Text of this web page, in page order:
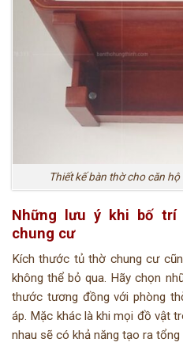
Thiết kế bàn thờ cho căn
Những lưu ý khi bố
chung cư
Kích thước tủ thờ chung cư
không thể bỏ qua. Hãy chọn
thước tương đồng với phòng
áp. Mặc khác là khi mọi đồ vật
nhau sẽ có khả năng tạo ra